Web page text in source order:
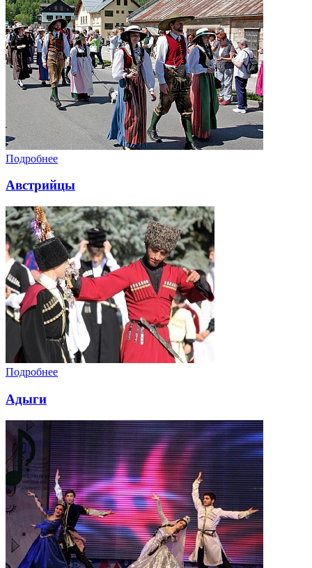
Подробнее
Австрийцы
Подробнее
Адыги